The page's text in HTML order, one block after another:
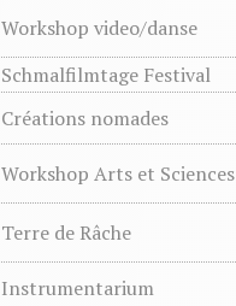
Workshop video/danse
Schmalfilmtage Festival
Créations nomades
Workshop Arts et Sciences
Terre de Râche
Instrumentarium